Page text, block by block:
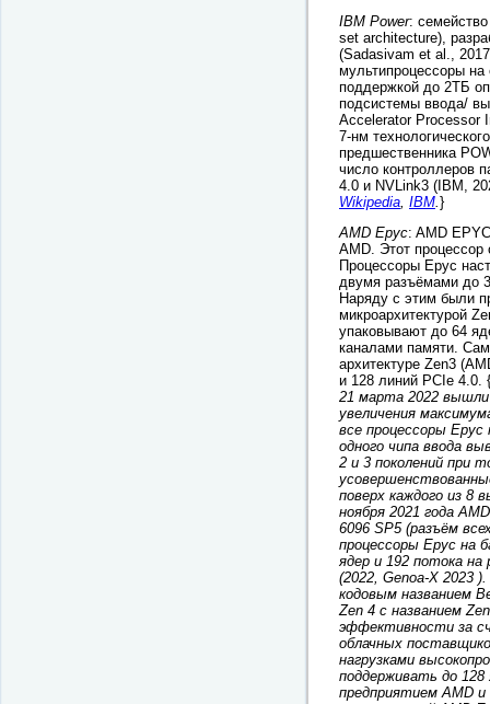
IBM Power:
set architecture),
(Sadasivam et al.,
мультипроцессоры
поддержкой до 2ТБ
подсистемы ввода/
Accelerator Processor
7-нм
предшественника
число контроллеров
4.0 и NVLink3 (IBM,
Wikipedia, IBM.}
AMD Epyc: AMD
AMD. Этот процессор
Процессоры Epyc
двумя разъёмами до
Наряду с этим были
микроархитектурой
упаковывают до 64
каналами памяти.
архитектуре Zen3
и 128 линий PCIe 4.0. {
21 марта 2022
увеличения
все процессоры
одного чипа ввода
2 и 3 поколений при
поверх каждого из 8
ноября 2021 года
6096 SP5 (разъём
процессоры Epyc на
ядер и 192 потока на
(2022, Genoa-X 2023
кодовым названием
Zen 4 с названием
эффективности за
облачных
нагрузками
поддерживать до
предприятием AMD